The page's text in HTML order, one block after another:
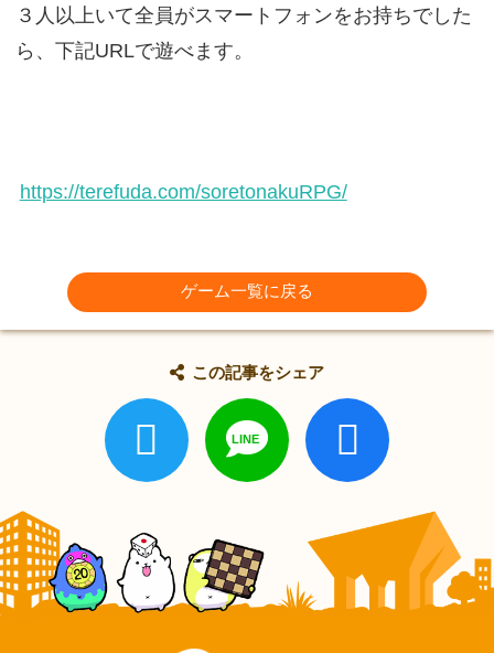
３人以上いて全員がスマートフォンをお持ちでした
ら、下記URLで遊べます。
https://terefuda.com/soretonakuRPG/
ゲーム一覧に戻る
この記事をシェア